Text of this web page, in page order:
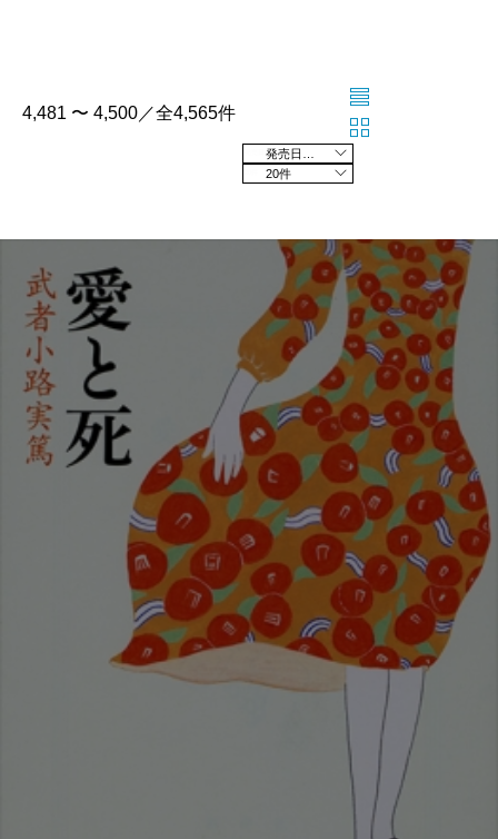
4,481 〜 4,500／全4,565件
20件